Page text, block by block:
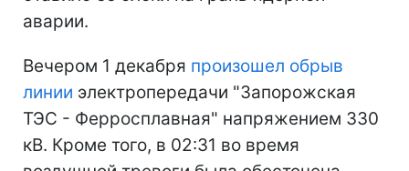
аварии.
Вечером 1 декабря произошел обрыв
линии электропередачи "Запорожская
ТЭС - Ферросплавная" напряжением 330
кВ. Кроме того, в 02:31 во время